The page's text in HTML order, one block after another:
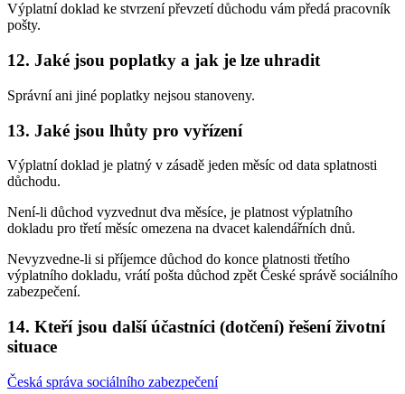
Výplatní doklad ke stvrzení převzetí důchodu vám předá pracovník
pošty.
12. Jaké jsou poplatky a jak je lze uhradit
Správní ani jiné poplatky nejsou stanoveny.
13. Jaké jsou lhůty pro vyřízení
Výplatní doklad je platný v zásadě jeden měsíc od data splatnosti
důchodu.
Není-li důchod vyzvednut dva měsíce, je platnost výplatního
dokladu pro třetí měsíc omezena na dvacet kalendářních dnů.
Nevyzvedne-li si příjemce důchod do konce platnosti třetího
výplatního dokladu, vrátí pošta důchod zpět České správě sociálního
zabezpečení.
14. Kteří jsou další účastníci (dotčení) řešení životní
situace
Česká správa sociálního zabezpečení